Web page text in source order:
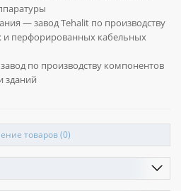
— завод Tehalit по производству
и перфорированных кабельных
по производству компонентов
зданий
товаров (0)